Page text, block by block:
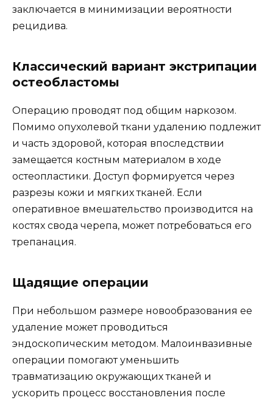
заключается в минимизации вероятности
рецидива.
Классический вариант экстрипации
остеобластомы
Операцию проводят под общим наркозом.
Помимо опухолевой ткани удалению подлежит
и часть здоровой, которая впоследствии
замещается костным материалом в ходе
остеопластики. Доступ формируется через
разрезы кожи и мягких тканей. Если
оперативное вмешательство производится на
костях свода черепа, может потребоваться его
трепанация.
Щадящие операции
При небольшом размере новообразования ее
удаление может проводиться
эндоскопическим методом. Малоинвазивные
операции помогают уменьшить
травматизацию окружающих тканей и
ускорить процесс восстановления после